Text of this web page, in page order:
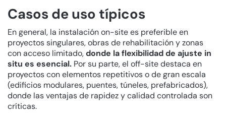
Casos de uso típicos
En general, la instalación on-site es preferible en
proyectos singulares, obras de rehabilitación y zonas
con acceso limitado,donde la flexibilidad de ajuste in
situ es esencial. Por su parte, el off-site destaca en
proyectos con elementos repetitivos o de gran escala
(edificios modulares, puentes, túneles, prefabricados),
donde las ventajas de rapidez y calidad controlada son
críticas.